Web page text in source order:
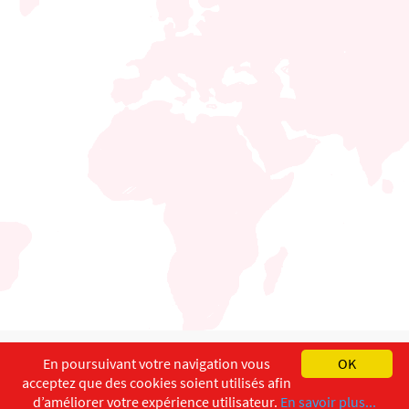
English Français
Copyright ©ISEC-AdW Impressum
OK
En poursuivant votre navigation vous
acceptez que des cookies soient utilisés afin
d’améliorer votre expérience utilisateur. En savoir plus...